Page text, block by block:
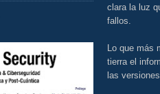
clara la luz
fallos.
Lo que más
tierra el
las